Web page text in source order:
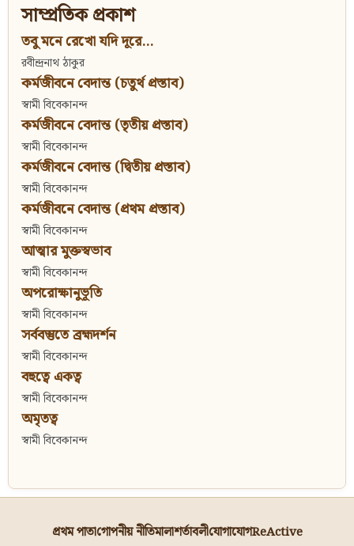
সাম্প্রতিক প্রকাশ
তবু মনে রেখো যদি দূরে...
রবীন্দ্রনাথ ঠাকুর
কর্মজীবনে বেদান্ত (চতুর্থ প্রস্তাব)
স্বামী বিবেকানন্দ
কর্মজীবনে বেদান্ত (তৃতীয় প্রস্তাব)
স্বামী বিবেকানন্দ
কর্মজীবনে বেদান্ত (দ্বিতীয় প্রস্তাব)
স্বামী বিবেকানন্দ
কর্মজীবনে বেদান্ত (প্রথম প্রস্তাব)
স্বামী বিবেকানন্দ
আত্মার মুক্তস্বভাব
স্বামী বিবেকানন্দ
অপরোক্ষানুভূতি
স্বামী বিবেকানন্দ
সর্ববস্তুতে ব্রহ্মদর্শন
স্বামী বিবেকানন্দ
বহুত্বে একত্ব
স্বামী বিবেকানন্দ
অমৃতত্ব
স্বামী বিবেকানন্দ
প্রথম পাতাগোপনীয় নীতিমালাশর্তাবলীযোগাযোগReActive